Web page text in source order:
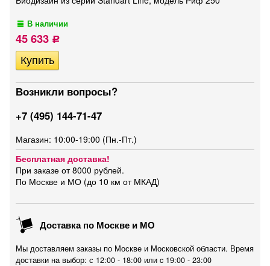
В наличии
45 633 Р
Возникли вопросы?
+7 (495) 144-71-47
Магазин: 10:00-19:00 (Пн.-Пт.)
Бесплатная доставка!
При заказе от 8000 рублей.
По Москве и МО (до 10 км от МКАД)
Доставка по Москве и МО
Мы доставляем заказы по Москве и Московской области. Время
доставки на выбор: с 12:00 - 18:00 или c 19:00 - 23:00